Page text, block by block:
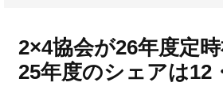
2×4協会が26年度定時
25年度のシェアは12